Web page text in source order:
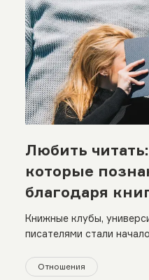
Любить
которые
благодаря
Книжные клубы,
писателями стали
Отношения